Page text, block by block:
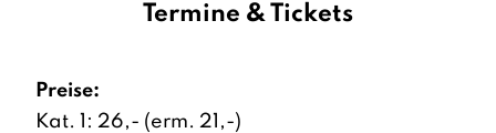
Termine & Tickets
Preise:
Kat. 1: 26,- (erm. 21,-)